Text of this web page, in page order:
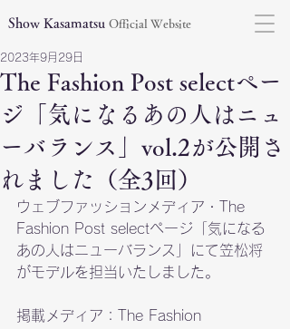
Show Kasamatsu Official Website
The Fashion Post selectペー
ジ「気になるあの人はニュ
ーバランス」vol.2が公開さ
れました（全3回）
2023年9月29日
ウェブファッションメディア・The
Fashion Post selectページ「気になる
あの人はニューバランス」にて笠松将
がモデルを担当いたしました。
掲載メディア：
The Fashion